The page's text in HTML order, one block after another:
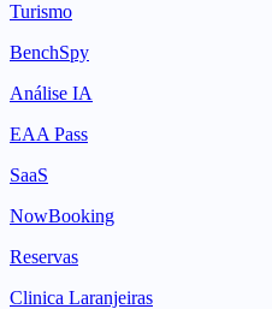
Turismo
BenchSpy
Análise IA
EAA Pass
SaaS
NowBooking
Reservas
Clinica Laranjeiras